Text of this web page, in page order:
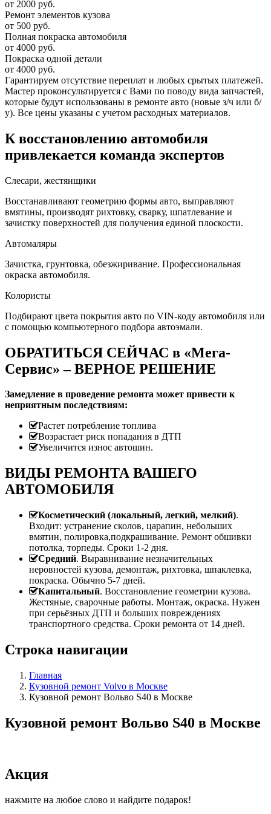
от 2000 руб.
Ремонт элементов кузова
от 500 руб.
Полная покраска автомобиля
от 4000 руб.
Покраска одной детали
от 4000 руб.
Гарантируем отсутствие переплат и любых срытых платежей.
Мастер проконсультируется с Вами по поводу вида запчастей,
которые будут использованы в ремонте авто (новые з/ч или б/
у). Все цены указаны с учетом расходных материалов.
К восстановлению автомобиля
привлекается команда экспертов
Слесари, жестянщики
Восстанавливают геометрию формы авто, выправляют
вмятины, производят рихтовку, сварку, шпатлевание и
зачистку поверхностей для получения единой плоскости.
Автомаляры
Зачистка, грунтовка, обезжиривание. Профессиональная
окраска автомобиля.
Колористы
Подбирают цвета покрытия авто по VIN-коду автомобиля или
с помощью компьютерного подбора автоэмали.
ОБРАТИТЬСЯ СЕЙЧАС в «Мега-
Сервис» – ВЕРНОЕ РЕШЕНИЕ
Замедление в проведение ремонта может привести к
неприятным последствиям:
Растет потребление топлива
Возрастает риск попадания в ДТП
Увеличится износ автошин.
ВИДЫ РЕМОНТА ВАШЕГО
АВТОМОБИЛЯ
Косметический (локальный, легкий, мелкий).
Входит: устранение сколов, царапин, небольших
вмятин, полировка,подкрашивание. Ремонт обшивки
потолка, торпеды. Сроки 1-2 дня.
Средний. Выравнивание незначительных
неровностей кузова, демонтаж, рихтовка, шпаклевка,
покраска. Обычно 5-7 дней.
Капитальный. Восстановление геометрии кузова.
Жестяные, сварочные работы. Монтаж, окраска. Нужен
при серьёзных ДТП и больших повреждениях
транспортного средства. Сроки ремонта от 14 дней.
Строка навигации
Главная
Кузовной ремонт Volvo в Москве
Кузовной ремонт Вольво S40 в Москве
Кузовной ремонт Вольво S40 в Москве
Акция
нажмите на любое слово и найдите подарок!